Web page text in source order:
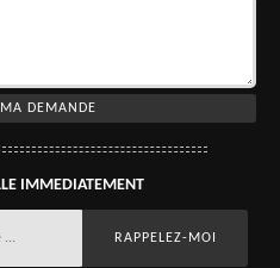
IMMEDIATEMENT